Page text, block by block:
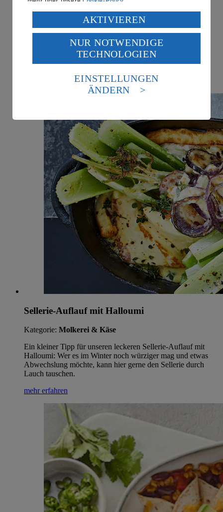
Süßkartoffel-Salat mit Parmesan-Dressing
Kategorie: Obst & Gemüse
Selbstgemachtes Parmesan-Dressing veredelt viel frisches
Gemüse und gekochte Eier in unserem Rezept für einen
leckeren Süßkartoffel-Salat!
Sellerie-Auflauf mit Halloumi
Kategorie: Molkerei & Käse
Ein kleiner Tipp für unseren leckeren Sellerie-Auflauf mit
Halloumi: Wer es im Winter noch würziger mag und etwas
Abwechslung möchte, kann hier gerne den Sellerie durch
Lauch tauschen.
mehr erfahren
Verarbeitung deiner personenbezogenen Daten in den
USA durch Facebook und YouTube:
Wenn du auf „Aktivieren“ klickst, willigst du im Sinne
des Art. 49 Abs. 1 Satz 1 lit. a) DSGVO ein, dass deine
Daten in den USA verarbeitet werden. Der EuGH sieht
die USA als Land mit einem nach europäischen
Standards nicht angemessenen Datenschutzniveau an.
Es besteht das Risiko eines Zugriffs durch US-
Informationen zum Herausgeber der Seite findest du
Impressum
AKTIVIEREN
NUR NOTWENDIGE
TECHNOLOGIEN
EINSTELLUNGEN
ÄNDERN